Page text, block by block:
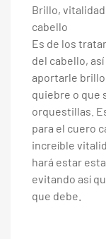
Brillo,
cabello
Es de los
del cabello,
aportarle brillo
quiebre o que
orquestillas.
para el cuero
increíble
hará estar
evitando así
que debe.